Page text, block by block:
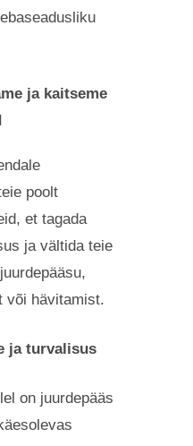
ja kaitseme
poolt
et tagada
ja vältida teie
või hävitamist.
ja turvalisus
on juurdepääs